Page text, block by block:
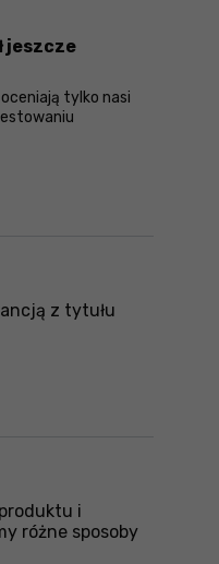
jeszcze
tylko nasi
z tytułu
i
różne sposoby